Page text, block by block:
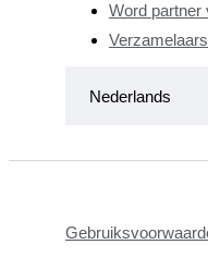
Word partner